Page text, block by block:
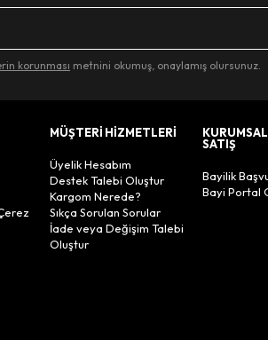
korunması metnini okumuş, onaylamış olursunuz.
MÜŞTERİ HİZMETLERİ
Üyelik Hesabım
Destek Talebi Oluştur
Kargom Nerede?
Sıkça Sorulan Sorular
İade veya Değişim Talebi
Oluştur
SATIŞ
Bayilik
Bayi Portal